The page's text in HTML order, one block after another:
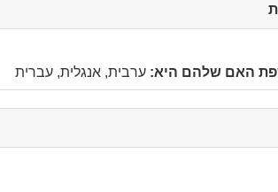
to
האם שלהם היא: ערבית, אנגלית, עברית